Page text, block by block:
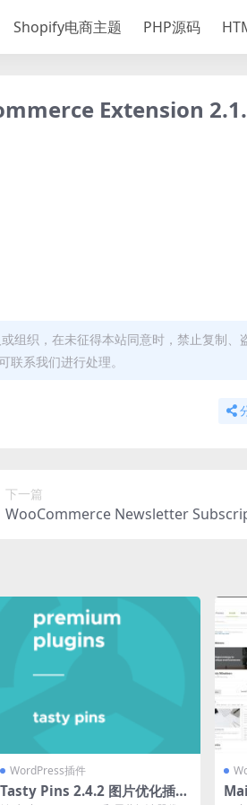
Shopify电商主题 PHP源码
Extension
组织，在未征得本站同意时，禁止复制、
系我们进行处理。
下一篇
WooCommerce Newsletter
WordPress插件
Tasty Pins 2.4.2 图片优化插件